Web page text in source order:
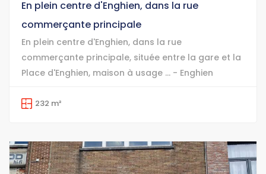
En plein centre d'Enghien, dans la rue
commerçante principale
En plein centre d'Enghien, dans la rue
commerçante principale, située entre la gare et la
Place d'Enghien, maison à usage ... - Enghien
232 m²